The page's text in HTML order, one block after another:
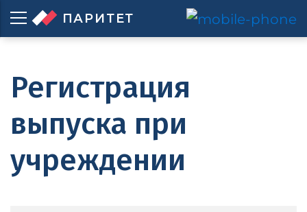
ПАРИТЕТ
Регистрация
выпуска при
учреждении